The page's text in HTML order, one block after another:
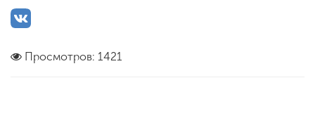
Просмотров: 1421